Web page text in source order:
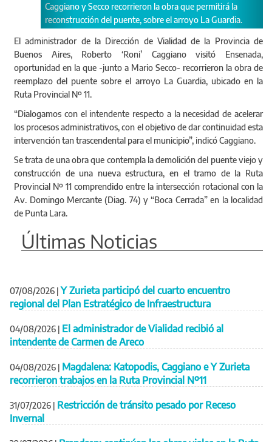
y Secco recorrieron la obra que permitirá la
del puente, sobre el arroyo La Guardia.
Se trata de una
El administrador de la Dirección de Vialidad de la Provincia de
Buenos Aires, Roberto ‘Roni’ Caggiano visitó Ensenada,
oportunidad en la que -junto a Mario Secco- recorrieron la obra de
reemplazo del puente sobre el arroyo La Guardia, ubicado en la
Ruta Provincial Nº 11.
“Dialogamos con el intendente respecto a la necesidad de acelerar
los procesos administrativos, con el objetivo de dar continuidad esta
intervención tan trascendental para el municipio”, indicó Caggiano.
Se trata de una obra que contempla la demolición del puente viejo y
construcción de una nueva estructura, en el tramo de la Ruta
Provincial Nº 11 comprendido entre la intersección rotacional con la
Av. Domingo Mercante (Diag. 74) y “Boca Cerrada” en la localidad
de Punta Lara.
Últimas Noticias
07/08/2026 | Y Zurieta participó del cuarto encuentro
regional del Plan Estratégico de Infraestructura
04/08/2026 | El administrador de Vialidad recibió al
intendente de Carmen de Areco
04/08/2026 | Magdalena: Katopodis, Caggiano e Y Zurieta
recorrieron trabajos en la Ruta Provincial Nº11
31/07/2026 | Restricción de tránsito pesado por Receso
Invernal